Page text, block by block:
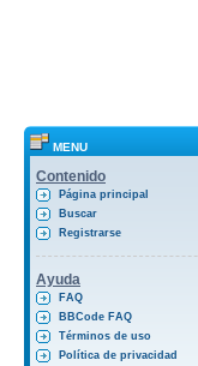
MENU
Contenido
Página principal
Buscar
Registrarse
Ayuda
FAQ
BBCode FAQ
Términos de uso
Política de privacidad